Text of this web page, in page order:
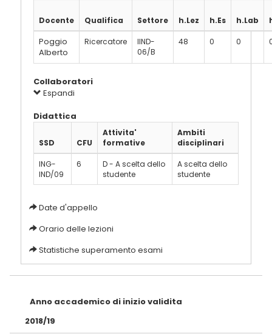
Docente Qualifica Settore h.Lez h.Es h.Lab
Poggio
Alberto
Ricercatore
IIND-
06/B
48 0 0
Collaboratori
Espandi
Didattica
SSD CFU
Attivita'
formative
Ambiti
disciplinari
ING-
IND/09
6
D - A scelta dello
studente
A scelta dello
studente
Date d'appello
Orario delle lezioni
Statistiche superamento esami
Anno accademico di inizio validita
2018/19